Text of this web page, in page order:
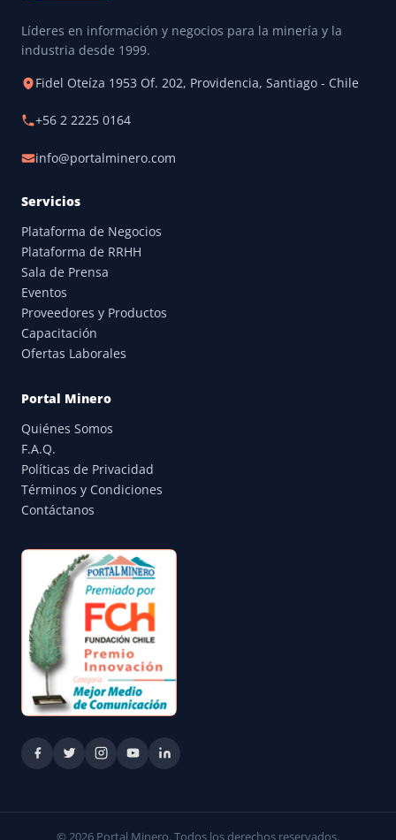
Líderes en información y negocios para la minería y la
industria desde 1999.
Fidel Oteíza 1953 Of. 202, Providencia, Santiago - Chile
+56 2 2225 0164
info@portalminero.com
Servicios
Plataforma de Negocios
Plataforma de RRHH
Sala de Prensa
Eventos
Proveedores y Productos
Capacitación
Ofertas Laborales
Portal Minero
Quiénes Somos
F.A.Q.
Políticas de Privacidad
Términos y Condiciones
Contáctanos
© 2026 Portal Minero. Todos los derechos reservados.